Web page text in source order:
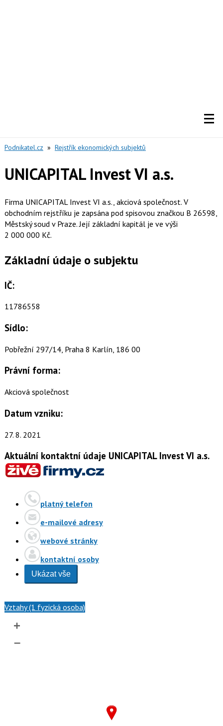
Podnikatel.cz » Rejstřík ekonomických subjektů
UNICAPITAL Invest VI a.s.
Firma UNICAPITAL Invest VI a.s., akciová společnost. V
obchodním rejstříku je zapsána pod spisovou značkou B 26598,
Městský soud v Praze. Její základní kapitál je ve výši
2 000 000 Kč.
Základní údaje o subjektu
IČ:
11786558
Sídlo:
Pobřežní 297/14, Praha 8 Karlín, 186 00
Právní forma:
Akciová společnost
Datum vzniku:
27. 8. 2021
Aktuální kontaktní údaje UNICAPITAL Invest VI a.s.
platný telefon
e-mailové adresy
webové stránky
kontaktní osoby
Ukázat vše
Vztahy (1 fyzická osoba)
+
–